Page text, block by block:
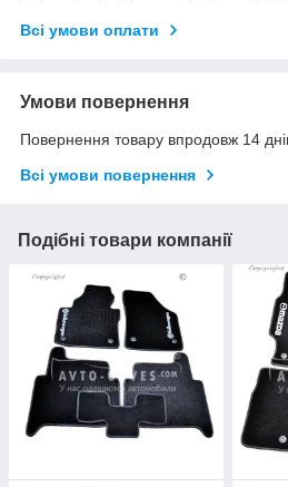
Всі умови оплати
Умови повернення
Повернення товару впродовж 14
Всі умови повернення
Подібні товари компанії